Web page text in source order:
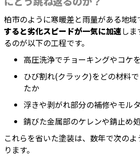
柏市のように寒暖差と雨量がある地域
すると劣化スピードが一気に加速し
るのが以下の工程です。
高圧洗浄でチョーキングやコケ
ひび割れ(クラック)をどの材料
たか
浮きや剥がれ部分の補修やモル
錆びた金属部のケレンや錆止め
これらを省いた塗装は、数年で次の
ります。